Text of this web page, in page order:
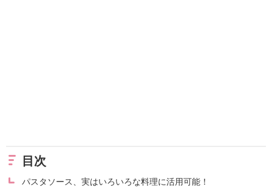
目次
パスタソース、実はいろいろな料理に活用可能！